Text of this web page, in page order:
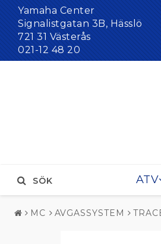
Yamaha Center
Signalistgatan 3B, Hässlö
721 31 Västerås
021-12 48 20
ATV
SÖK
MC AVGASSYSTEM